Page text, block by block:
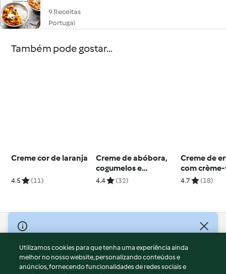
9 Receitas
Portugal
Também pode gostar...
Creme cor de laranja
4.5 (11)
Creme de abóbora,
cogumelos e
castanhas
4.4 (32)
Creme de
com
presunto
4.7 (18)
© Copyright 2026
Termos de Utilização
Aviso sobre Proteção de Dados
Utilizamos cookies para que tenha uma experiência ainda
melhor no nosso website, personalizando conteúdos e
anúncios, fornecendo funcionalidades de redes sociais e